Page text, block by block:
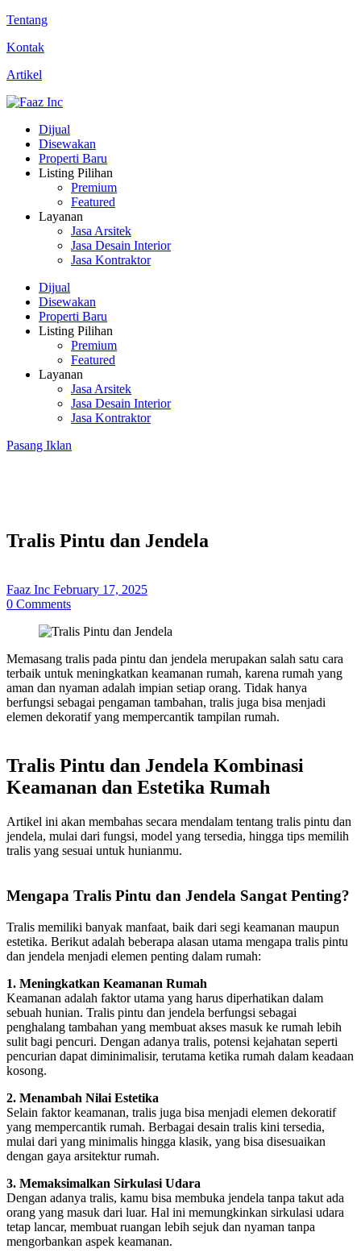
Tentang
Kontak
Artikel
Dijual
Disewakan
Properti Baru
Listing Pilihan
Premium
Featured
Layanan
Jasa Arsitek
Jasa Desain Interior
Jasa Kontraktor
Dijual
Disewakan
Properti Baru
Listing Pilihan
Premium
Featured
Layanan
Jasa Arsitek
Jasa Desain Interior
Jasa Kontraktor
Pasang Iklan
Tralis Pintu dan Jendela
Faaz Inc February 17, 2025
0 Comments
Memasang tralis pada pintu dan jendela merupakan salah satu cara
terbaik untuk meningkatkan keamanan rumah, karena rumah yang
aman dan nyaman adalah impian setiap orang. Tidak hanya
berfungsi sebagai pengaman tambahan, tralis juga bisa menjadi
elemen dekoratif yang mempercantik tampilan rumah.
Tralis Pintu dan Jendela Kombinasi
Keamanan dan Estetika Rumah
Artikel ini akan membahas secara mendalam tentang tralis pintu dan
jendela, mulai dari fungsi, model yang tersedia, hingga tips memilih
tralis yang sesuai untuk hunianmu.
Mengapa Tralis Pintu dan Jendela Sangat Penting?
Tralis memiliki banyak manfaat, baik dari segi keamanan maupun
estetika. Berikut adalah beberapa alasan utama mengapa tralis pintu
dan jendela menjadi elemen penting dalam rumah:
1. Meningkatkan Keamanan Rumah
Keamanan adalah faktor utama yang harus diperhatikan dalam
sebuah hunian. Tralis pintu dan jendela berfungsi sebagai
penghalang tambahan yang membuat akses masuk ke rumah lebih
sulit bagi pencuri. Dengan adanya tralis, potensi kejahatan seperti
pencurian dapat diminimalisir, terutama ketika rumah dalam keadaan
kosong.
2. Menambah Nilai Estetika
Selain faktor keamanan, tralis juga bisa menjadi elemen dekoratif
yang mempercantik rumah. Berbagai desain tralis kini tersedia,
mulai dari yang minimalis hingga klasik, yang bisa disesuaikan
dengan gaya arsitektur rumah.
3. Memaksimalkan Sirkulasi Udara
Dengan adanya tralis, kamu bisa membuka jendela tanpa takut ada
orang yang masuk dari luar. Hal ini memungkinkan sirkulasi udara
tetap lancar, membuat ruangan lebih sejuk dan nyaman tanpa
mengorbankan aspek keamanan.